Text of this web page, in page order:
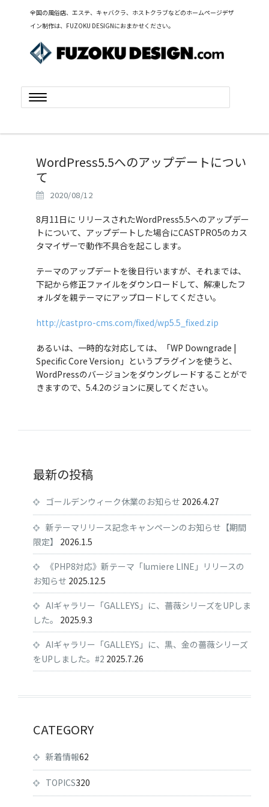
全国の風俗店、エステ、キャバクラ、ホストクラブなどのホームページデザ
イン制作は、FUZOKU DESIGNにおまかせください。
Toggle
navigation
WordPress5.5へのアップデートについ
て
2020/08/12
8月11日に リリースされたWordPress5.5へのアップデー
トについて、アップデートした場合にCASTPRO5のカス
タマイザーで動作不具合を起こします。
テーマのアップデートを後日行いますが、それまでは、
下記から修正ファイルをダウンロードして、解凍したフ
ォルダを親テーマにアップロードしてください。
http://castpro-cms.com/fixed/wp5.5_fixed.zip
あるいは、一時的な対応しては、「WP Downgrade |
Specific Core Version」というプラグインを使うと、
WordPressのバージョンをダウングレードすることがで
きますので、5.4.2のジョンに戻してください。
最新の投稿
ゴールデンウィーク休業のお知らせ 2026.4.27
新テーマリリース記念キャンペーンのお知らせ【期間
限定】
2026.1.5
《PHP8対応》新テーマ「lumiere LINE」リリースの
お知らせ 2025.12.5
AIギャラリー「GALLEYS」に、薔薇シリーズをUPしま
した。
2025.9.3
AIギャラリー「GALLEYS」に、黒、金の薔薇シリーズ
をUPしました。#2 2025.7.26
CATEGORY
新着情報62
TOPICS320